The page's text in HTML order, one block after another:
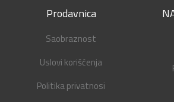
Prodavnica
Saobraznost
Uslovi korišćenja
Politika privatnosi